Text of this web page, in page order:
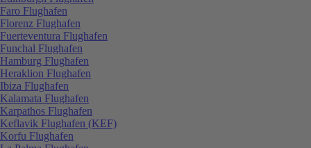
Faro Flughafen
Florenz Flughafen
Fuerteventura Flughafen
Funchal Flughafen
Hamburg Flughafen
Heraklion Flughafen
Ibiza Flughafen
Kalamata Flughafen
Karpathos Flughafen
Keflavik Flughafen (KEF)
Korfu Flughafen